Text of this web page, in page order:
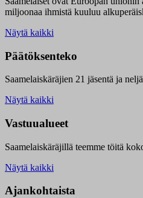
miljoonaa ihmistä kuuluu
Näytä kaikki
Päätöksenteko
Saamelaiskäräjien 21 jäsentä ja
Näytä kaikki
Vastuualueet
Saamelaiskäräjillä teemme töitä
Näytä kaikki
Ajankohtaista